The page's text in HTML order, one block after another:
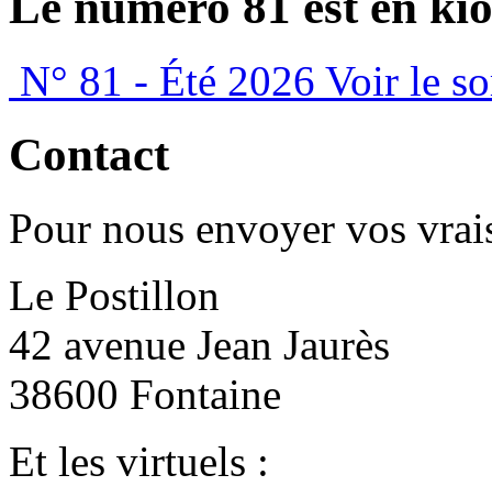
N° 81 - Été 2026 Voir le
Contact
Pour nous envoyer vos
Le Postillon
42 avenue Jean Jaurès
38600 Fontaine
Et les virtuels :